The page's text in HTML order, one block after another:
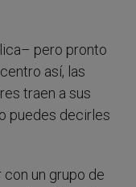
pero pronto
así, las
traen a sus
puedes decirles
un grupo de